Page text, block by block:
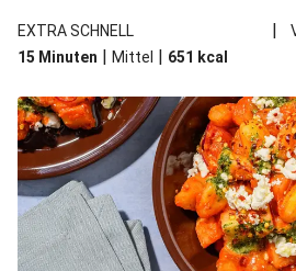
EXTRA SCHNELL |
15 Minuten | Mittel | 651 kcal